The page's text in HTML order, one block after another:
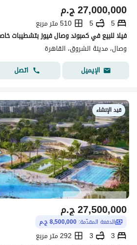
ج.م27,000,000
5
5
510 متر مربع
وصال، مدينة الشروق، القاهرة
الإيميل
اتصل
قيد الإنشاء
ج.م27,500,000
الدفعة المقدّمة: 8,500,000 ج.م
3
3
292 متر مربع